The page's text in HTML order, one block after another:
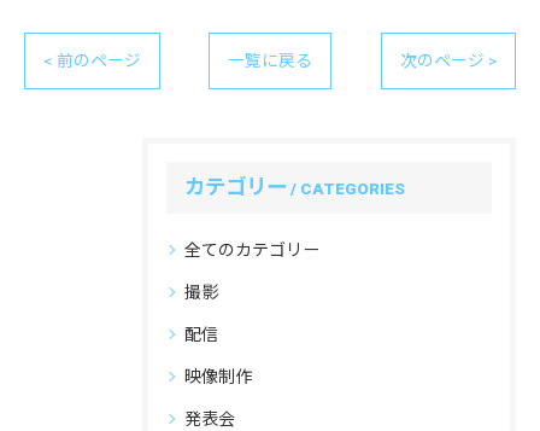
< 前のページ 一覧に戻る 次のページ >
カテゴリー CATEGORIES
全てのカテゴリー
撮影
配信
映像制作
発表会